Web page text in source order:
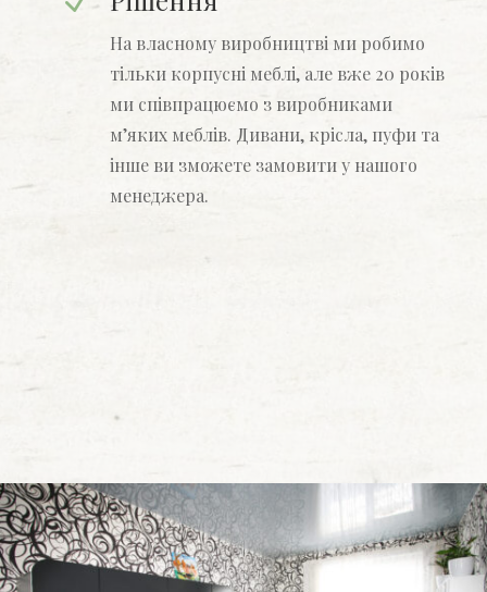
На власному виробництві ми робимо
тільки корпусні меблі, але вже 20 років
ми співпрацюємо з виробниками
м’яких меблів. Дивани, крісла, пуфи та
інше ви зможете замовити у нашого
менеджера.